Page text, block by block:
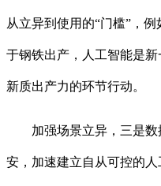
从立异到使用的“门槛”，
于钢铁出产，人工智能是
新质出产力的环节行动。
加强场景立异，三是数
安，加速建立自从可控的